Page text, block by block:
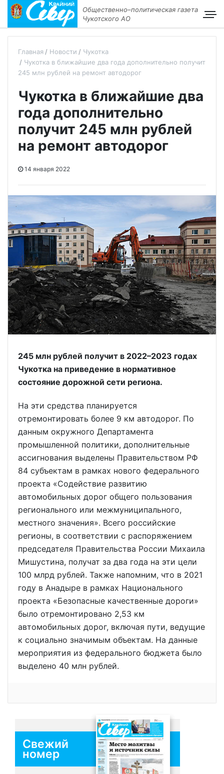
Общественно–политическая газета
Чукотского АО
Главная Новости
Чукотка
Чукотка в ближайшие два года дополнительно получит
245 млн рублей на ремонт автодорог
Чукотка в ближайшие два
года дополнительно
получит 245 млн рублей
на ремонт автодорог
14 января 2022
245 млн рублей получит в 2022–2023 годах
Чукотка на приведение в нормативное
состояние дорожной сети региона.
На эти средства планируется
отремонтировать более 9 км автодорог. По
данным окружного Департамента
промышленной политики, дополнительные
ассигнования выделены Правительством РФ
84 субъектам в рамках нового федерального
проекта «Содействие развитию
автомобильных дорог общего пользования
регионального или межмуниципального,
местного значения». Всего российские
регионы, в соответствии с распоряжением
председателя Правительства России Михаила
Мишустина, получат за два года на эти цели
100 млрд рублей. Также напомним, что в 2021
году в Анадыре в рамках Национального
проекта «Безопасные качественные дороги»
было отремонтировано 2,53 км
автомобильных дорог, включая пути, ведущие
к социально значимым объектам. На данные
мероприятия из федерального бюджета было
выделено 40 млн рублей.
Свежий
номер